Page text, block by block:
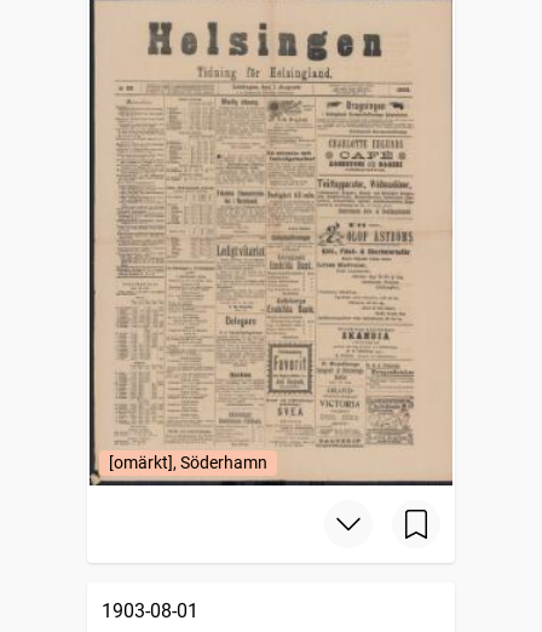
[omärkt], Söderhamn
1903-08-01